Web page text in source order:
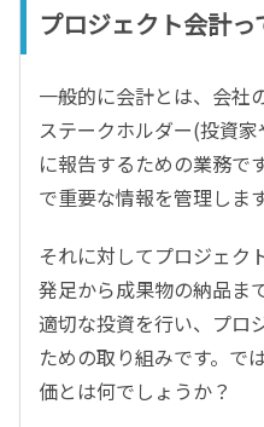
プロジェクト会計っ
一般的に会計とは、会社
ステークホルダー(投資
に報告するための業務です
で重要な情報を管理します
それに対してプロジェク
発足から成果物の納品ま
適切な投資を行い、プロ
ための取り組みです。で
価とは何でしょうか？